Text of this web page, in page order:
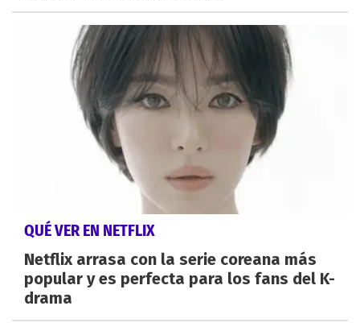
QUÉ VER EN NETFLIX
Netflix arrasa con la serie coreana más
popular y es perfecta para los fans del K-
drama